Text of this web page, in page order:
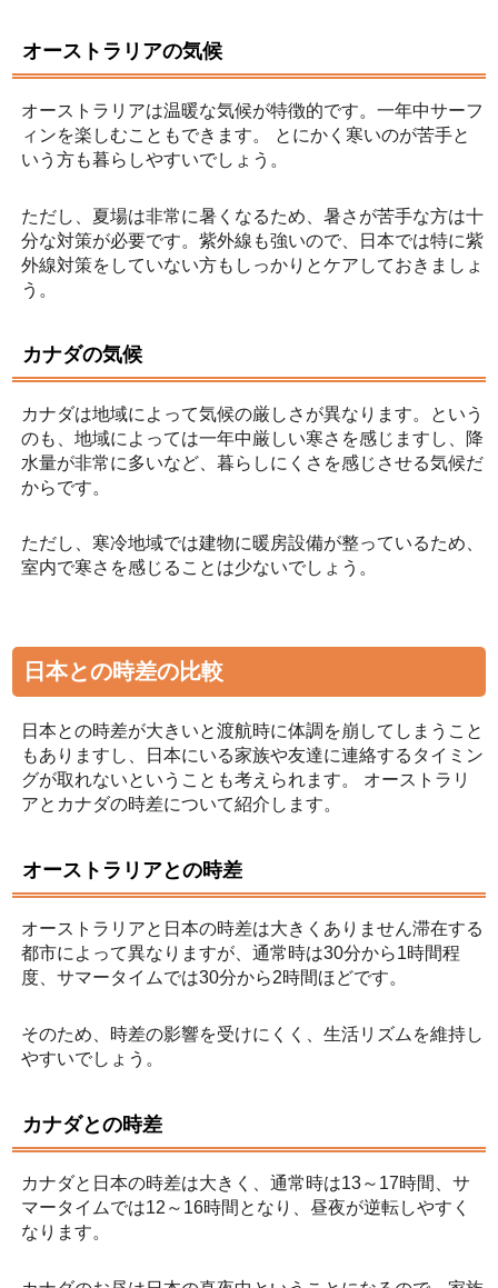
オーストラリアの気候
オーストラリアは温暖な気候が特徴的です。一年中サーフ
ィンを楽しむこともできます。 とにかく寒いのが苦手と
いう方も暮らしやすいでしょう。
ただし、夏場は非常に暑くなるため、暑さが苦手な方は十
分な対策が必要です。紫外線も強いので、日本では特に紫
外線対策をしていない方もしっかりとケアしておきましょ
う。
カナダの気候
カナダは地域によって気候の厳しさが異なります。という
のも、地域によっては一年中厳しい寒さを感じますし、降
水量が非常に多いなど、暮らしにくさを感じさせる気候だ
からです。
ただし、寒冷地域では建物に暖房設備が整っているため、
室内で寒さを感じることは少ないでしょう。
日本との時差の比較
日本との時差が大きいと渡航時に体調を崩してしまうこと
もありますし、日本にいる家族や友達に連絡するタイミン
グが取れないということも考えられます。 オーストラリ
アとカナダの時差について紹介します。
オーストラリアとの時差
オーストラリアと日本の時差は大きくありません滞在する
都市によって異なりますが、通常時は30分から1時間程
度、サマータイムでは30分から2時間ほどです。
そのため、時差の影響を受けにくく、生活リズムを維持し
やすいでしょう。
カナダとの時差
カナダと日本の時差は大きく、通常時は13～17時間、サ
マータイムでは12～16時間となり、昼夜が逆転しやすく
なります。